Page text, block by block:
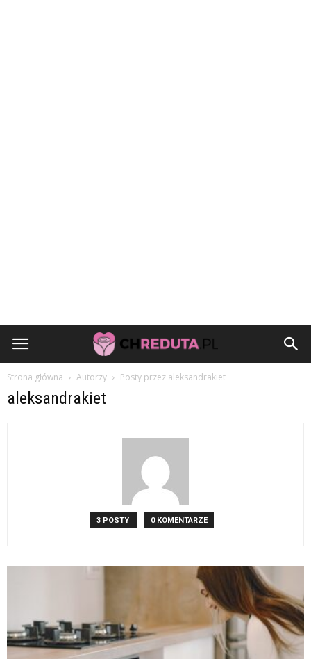
Strona główna Autorzy Posty przez aleksandrakiet
aleksandrakiet
3 POSTY 0 KOMENTARZE